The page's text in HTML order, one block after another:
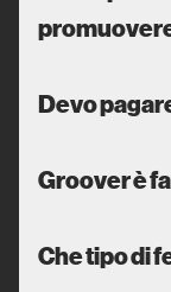
Devo
Groover è
Che tipo di